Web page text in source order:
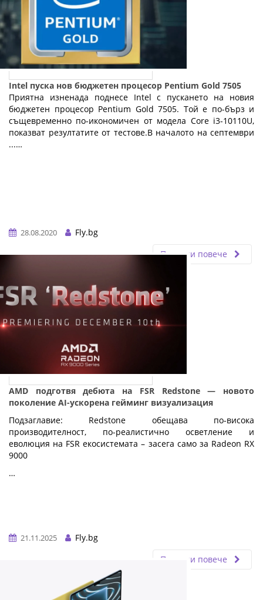
Intel пуска нов бюджетен процесор Pentium Gold 7505
Приятна изненада поднесе Intel с пускането на новия
бюджетен процесор Pentium Gold 7505. Той е по-бърз и
същевременно по-икономичен от модела Core i3-10110U,
показват резултатите от тестове.В началото на септември
...…
28.08.2020
Fly.bg
Прочети повече
AMD подготвя дебюта на FSR Redstone — новото
поколение AI-ускорена гейминг визуализация
Подзаглавие: Redstone обещава по-висока
производителност, по-реалистично осветление и
еволюция на FSR екосистемата – засега само за Radeon RX
9000
…
21.11.2025
Fly.bg
Прочети повече